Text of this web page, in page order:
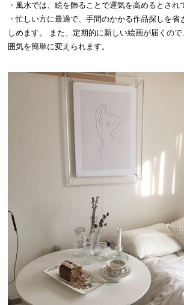
・風水では、絵を飾ることで運気を高めるとされ
・忙しい方に最適で、手間のかかる作品探しを省
しめます。 また、定期的に新しい絵画が届くの
囲気を簡単に変えられます。